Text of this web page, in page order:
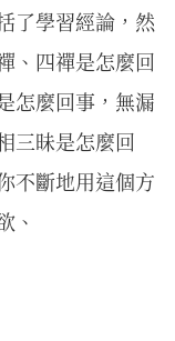
了學習經論，然
、四禪是怎麼回
怎麼回事，無漏
三昧是怎麼回
不斷地用這個方
、